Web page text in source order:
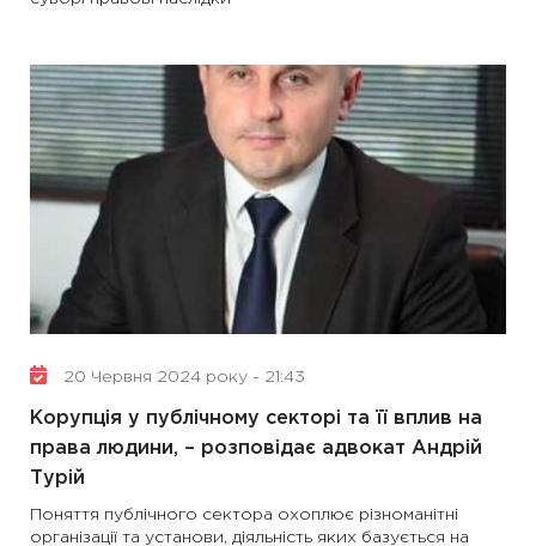
20 Червня 2024 року - 21:43
Корупція у публічному секторі та її вплив на
права людини, – розповідає адвокат Андрій
Турій
Поняття публічного сектора охоплює різноманітні
організації та установи, діяльність яких базується на